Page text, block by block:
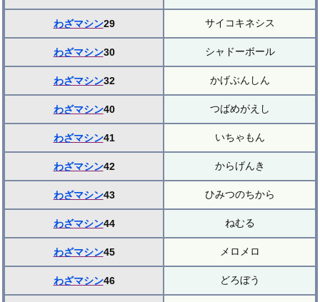
わざマシン29 サイコキネシス
わざマシン30 シャドーボール
わざマシン32 かげぶんしん
わざマシン40 つばめがえし
わざマシン41 いちゃもん
わざマシン42 からげんき
わざマシン43 ひみつのちから
わざマシン44 ねむる
わざマシン45 メロメロ
わざマシン46 どろぼう